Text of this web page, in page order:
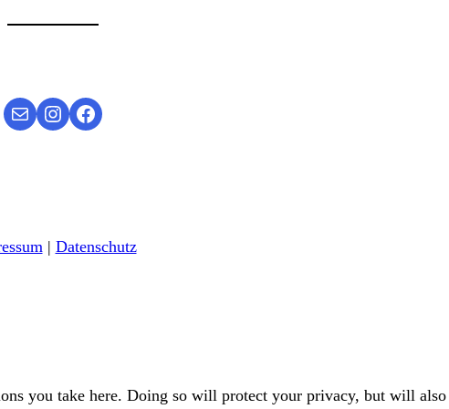
MailInstagram
Facebook
| Datenschutz
you take here. Doing so will protect your privacy, but will